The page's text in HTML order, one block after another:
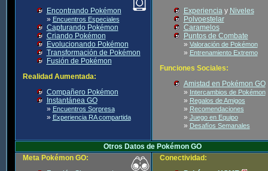
Encontrando Pokémon
» Encuentros Especiales
Capturando Pokémon
Criando Pokémon
Evolucionando Pokémon
Transformación de Pokémon
Fusión de Pokémon
Realidad Aumentada:
Compañero Pokémon
Instantánea GO
» Encuentros Sorpresa
» Experiencia RA compartida
Experienciay Niveles
Polvoestelar
Caramelos
Puntos de Combate
» Valoración de Pokémon
» Entrenamiento Extremo
Funciones Sociales:
Amistad en Pokémon GO
» Intercambios de Pokémon
» Regalos de Amigos
» Recomendaciones
» Juego en Equipo
» Desafíos Semanales
Otros Datos de Pokémon GO
Meta Pokémon GO:
Conectividad: